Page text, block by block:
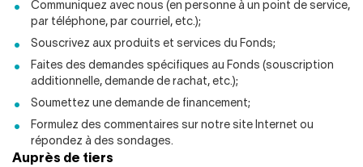
Communiquez avec nous (en personne à un point de service,
par téléphone, par courriel, etc.);
Souscrivez aux produits et services du Fonds;
Faites des demandes spécifiques au Fonds (souscription
additionnelle, demande de rachat, etc.);
Soumettez une demande de financement;
Formulez des commentaires sur notre site Internet ou
répondez à des sondages.
Auprès de tiers